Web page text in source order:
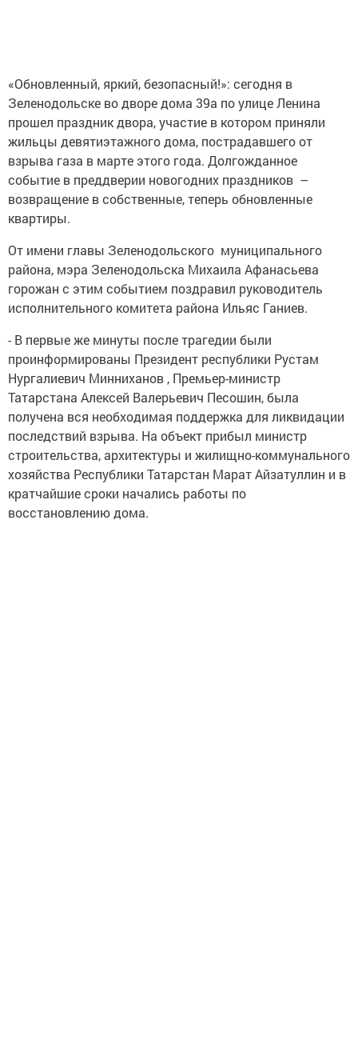
«Обновленный, яркий, безопасный!»: сегодня в
Зеленодольске во дворе дома 39а по улице Ленина
прошел праздник двора, участие в котором приняли
жильцы девятиэтажного дома, пострадавшего от
взрыва газа в марте этого года. Долгожданное
событие в преддверии новогодних праздников –
возвращение в собственные, теперь обновленные
квартиры.
От имени главы Зеленодольского муниципального
района, мэра Зеленодольска Михаила Афанасьева
горожан с этим событием поздравил руководитель
исполнительного комитета района Ильяс Ганиев.
- В первые же минуты после трагедии были
проинформированы Президент республики Рустам
Нургалиевич Минниханов , Премьер-министр
Татарстана Алексей Валерьевич Песошин, была
получена вся необходимая поддержка для ликвидации
последствий взрыва. На объект прибыл министр
строительства, архитектуры и жилищно-коммунального
хозяйства Республики Татарстан Марат Айзатуллин и в
кратчайшие сроки начались работы по
восстановлению дома.